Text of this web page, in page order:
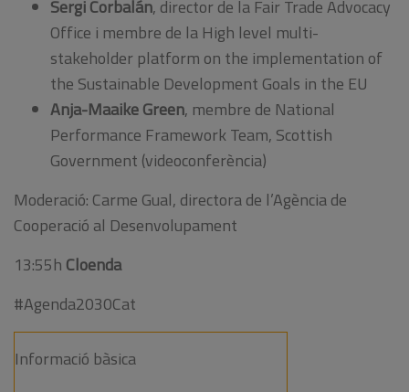
Sergi Corbalán, director de la Fair Trade Advocacy
Office i membre de la High level multi-
stakeholder platform on the implementation of
the Sustainable Development Goals in the EU
Anja-Maaike Green, membre de National
Performance Framework Team, Scottish
Government (videoconferència)
Moderació: Carme Gual, directora de l’Agència de
Cooperació al Desenvolupament
13:55h Cloenda
#Agenda2030Cat
Informació bàsica